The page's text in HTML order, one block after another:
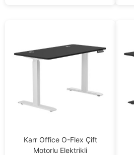
Karr Office O-Flex Çift
Motorlu Elektrikli